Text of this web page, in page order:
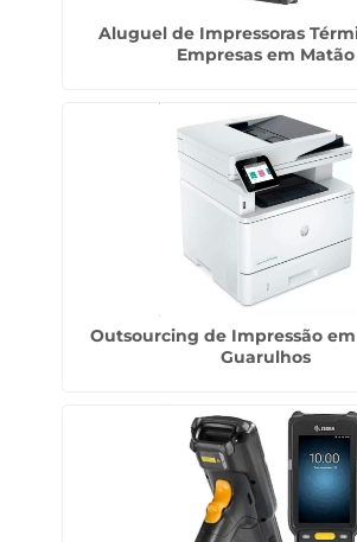
Aluguel de Impressoras
Empresas em Matão
Outsourcing de Impressão
Guarulhos